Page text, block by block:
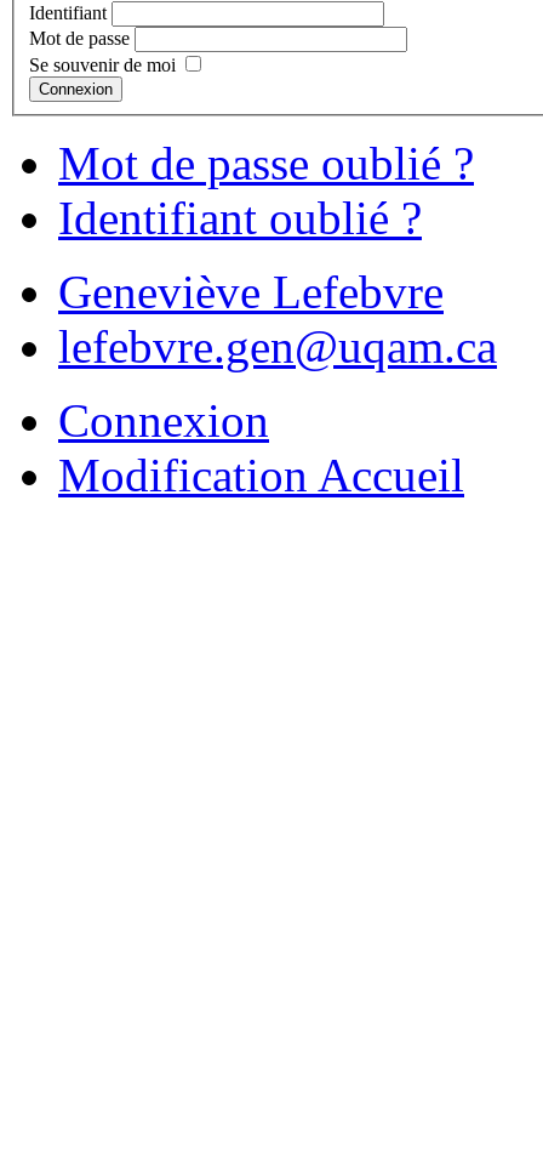
Identifiant
Mot de passe
Se souvenir de moi
Connexion
Mot de passe oublié ?
Identifiant oublié ?
Geneviève Lefebvre
lefebvre.gen@uqam.ca
Connexion
Modification Accueil